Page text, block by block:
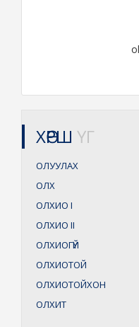
ХӨРШ ҮГ
ОЛУУЛАХ
ОЛХ
ОЛХИО I
ОЛХИО II
ОЛХИОГҮЙ
ОЛХИОТОЙ
ОЛХИОТОЙХОН
ОЛХИТ